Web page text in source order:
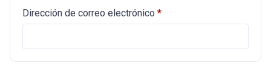
Dirección de correo electrónico *